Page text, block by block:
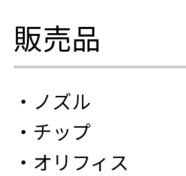
販売品
・ノズル
・チップ
・オリフィス